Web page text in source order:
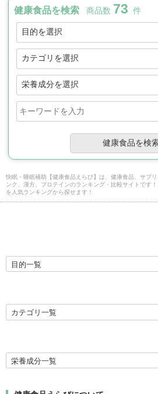
健康食品を検索 商品数 73 件
快眠・睡眠補助【健康食品えらび】は、健康食品、サプ
ンク、漢方、プロテインのランキング・比較サイトです
を人気ランキングから探せます！